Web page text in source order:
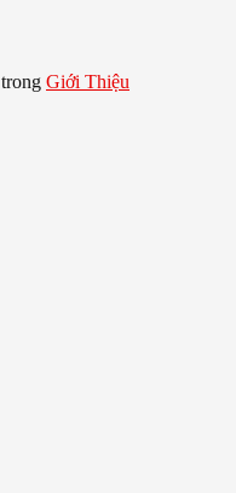
trong Giới Thiệu